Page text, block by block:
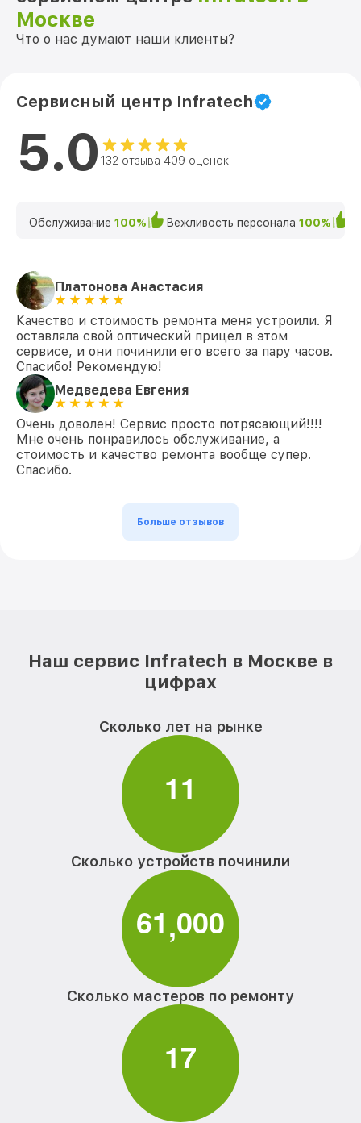
Москве
Что о нас думают наши клиенты?
Сервисный центр Infratech
5.0 132 отзыва 409 оценок
Обслуживание 100% Вежливость персонала 100%
Платонова Анастасия
Качество и стоимость ремонта меня устроили. Я
оставляла свой оптический прицел в этом
сервисе, и они починили его всего за пару часов.
Спасибо! Рекомендую!
Медведева Евгения
Очень доволен! Сервис просто потрясающий!!!!
Мне очень понравилось обслуживание, а
стоимость и качество ремонта вообще супер.
Спасибо.
Больше отзывов
Наш сервис Infratech в Москве в
цифрах
Сколько лет на рынке
11
Сколько устройств починили
61,000
Сколько мастеров по ремонту
17